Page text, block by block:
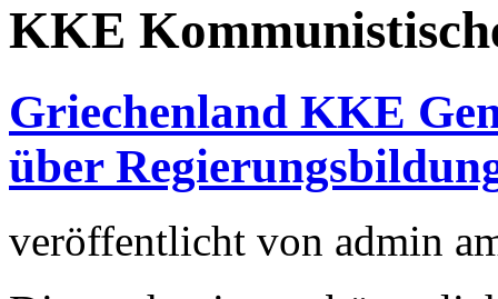
KKE
Griechenland KKE
über
veröffentlicht von admin